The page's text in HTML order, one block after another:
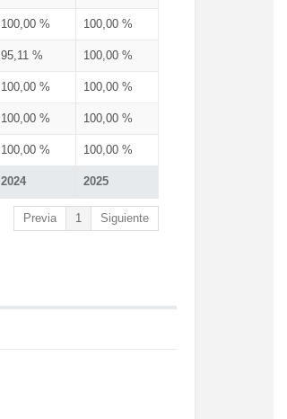
2024 2025
100,00 % 100,00 %
95,11 % 100,00 %
100,00 % 100,00 %
100,00 % 100,00 %
100,00 % 100,00 %
Previa 1 Siguiente